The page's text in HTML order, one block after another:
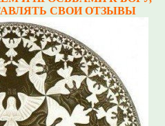
СВОИ ОТЗЫВЫ